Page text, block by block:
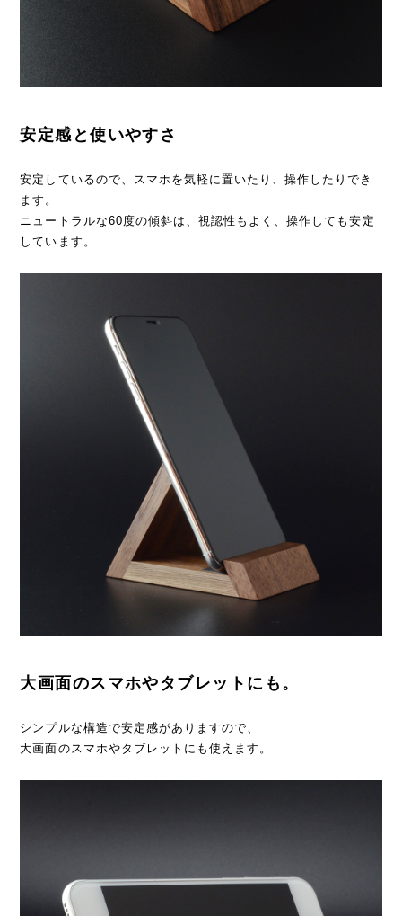
安定感と使いやすさ
安定しているので、スマホを気軽に置いたり、操作したりでき
ます。
ニュートラルな60度の傾斜は、視認性もよく、操作しても安定
しています。
大画面のスマホやタブレットにも。
シンプルな構造で安定感がありますので、
大画面のスマホやタブレットにも使えます。